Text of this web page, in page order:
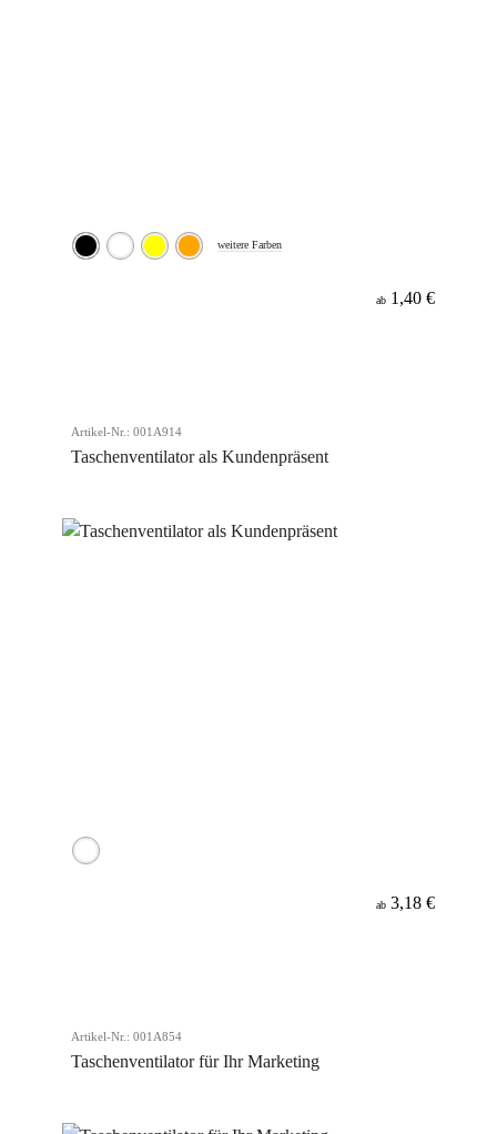
weitere Farben
ab 1,40 €
Artikel-Nr.: 001A914
Taschenventilator als Kundenpräsent
ab 3,18 €
Artikel-Nr.: 001A854
Taschenventilator für Ihr Marketing